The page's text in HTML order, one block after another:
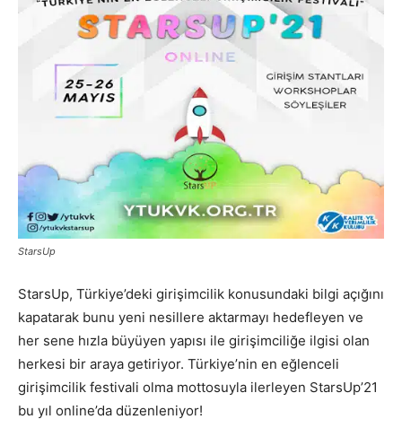
StarsUp
StarsUp, Türkiye’deki girişimcilik konusundaki bilgi açığını
kapatarak bunu yeni nesillere aktarmayı hedefleyen ve
her sene hızla büyüyen yapısı ile girişimciliğe ilgisi olan
herkesi bir araya getiriyor. Türkiye’nin en eğlenceli
girişimcilik festivali olma mottosuyla ilerleyen StarsUp’21
bu yıl online’da düzenleniyor!